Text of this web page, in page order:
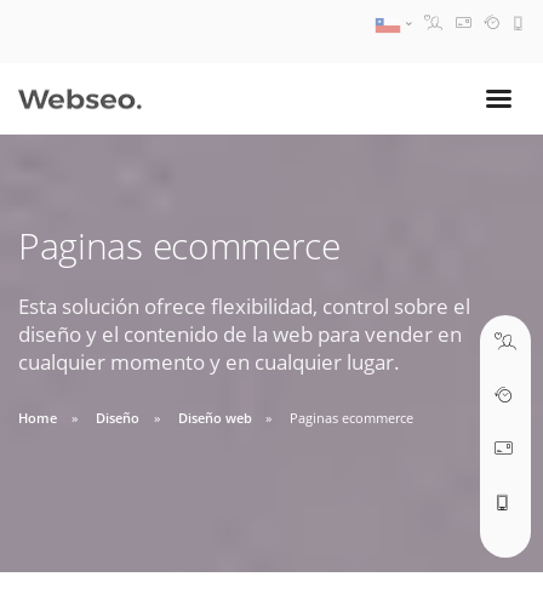
Paginas ecommerce
Esta solución ofrece flexibilidad, control sobre el
diseño y el contenido de la web para vender en
cualquier momento y en cualquier lugar.
Home Diseño Diseño web Paginas ecommerce
09:30 AM A 18:30 PM
soporte@webseo.cl
ABRIR TICKET